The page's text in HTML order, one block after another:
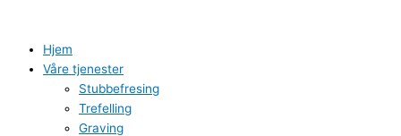
innholdet
Hjem
Våre tjenester
Stubbefresing
Trefelling
Graving